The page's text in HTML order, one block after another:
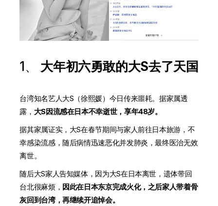
1、 大年初六勇敢的大S去了天国
台湾知名艺人大S（徐熙媛）今日传来噩耗。据家属透
露， 大S因流感在日本不幸逝世，享年48岁。
据其家属证实，大S在春节期间与家人前往日本旅游，不
幸感染流感，随后病情迅速恶化并发肺炎，最终医治无效
离世。
随后大S家人告知媒体，因为大S在日本离世，遗体带回
台北很麻烦， 因此在日本东京完成火化，之后家人带着骨
灰回到台湾，再继续开追悼会。